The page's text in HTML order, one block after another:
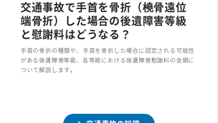
交通事故で手首を骨折（橈骨遠位
端骨折）した場合の後遺障害等級
と慰謝料はどうなる？
手首の骨折の種類や、手首を骨折した場合に認定される可能性
がある後遺障害等級、各等級における後遺障害慰謝料の金額に
ついて解説します。